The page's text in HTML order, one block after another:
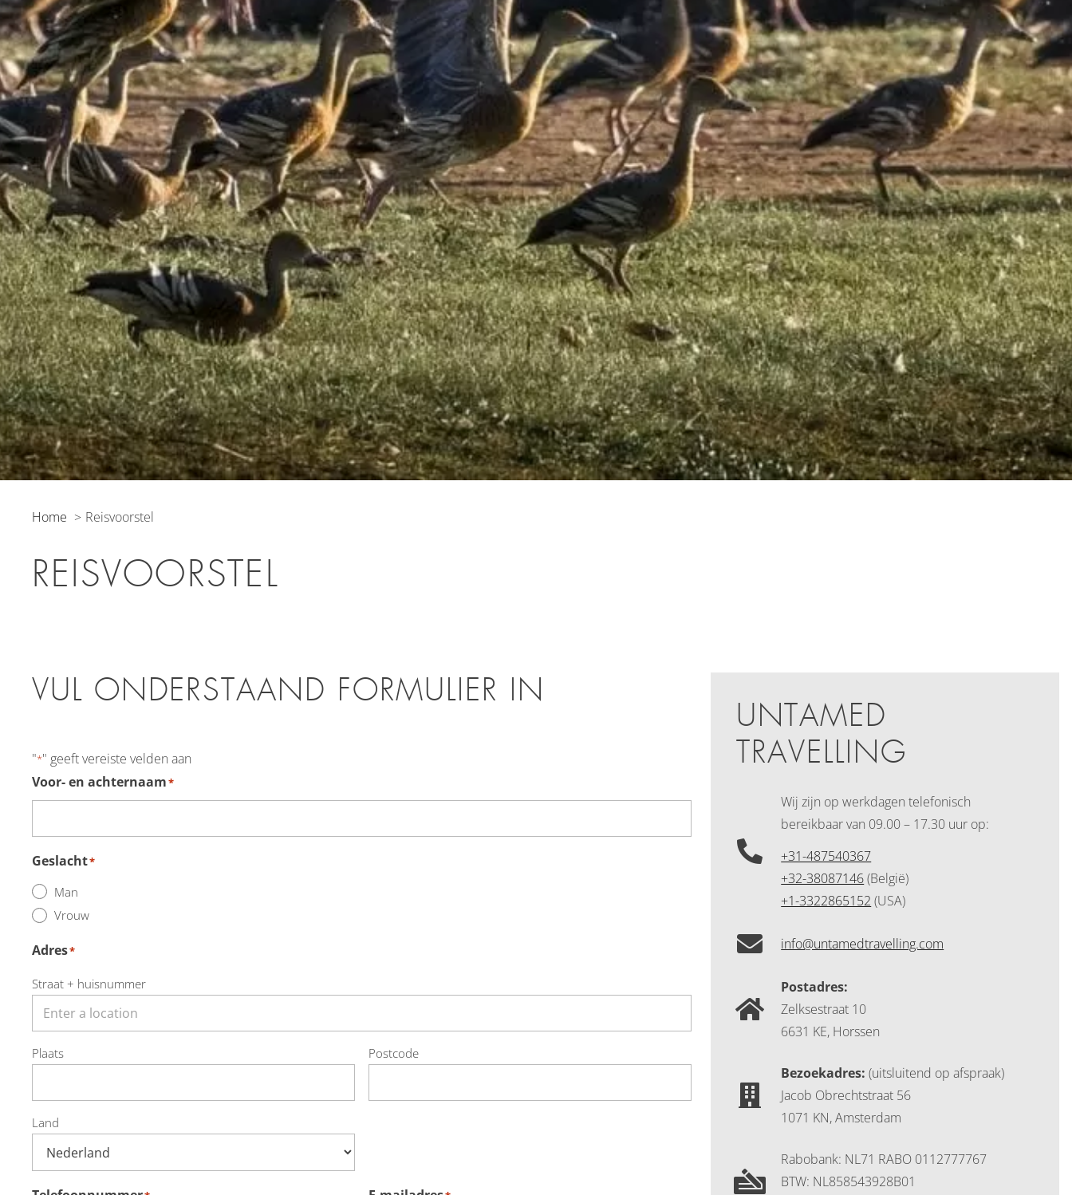
Home Reisvoorstel
REISVOORSTEL
VUL ONDERSTAAND FORMULIER IN
"*" geeft vereiste velden aan
Voor- en achternaam*
Geslacht*
Man
Vrouw
Adres*
Straat + huisnummer
Plaats Postcode
Land
UNTAMED
TRAVELLING
Wij zijn op werkdagen telefonisch
bereikbaarvan 09.00 – 17.30 uur op:
+31-487540367
+32-38087146(België)
+1-3322865152 (USA)
info@untamedtravelling.com
Postadres:
Zelksestraat 10
6631 KE, Horssen
Bezoekadres: (uitsluitend op afspraak)
Jacob Obrechtstraat 56
1071 KN, Amsterdam
Rabobank: NL71 RABO 0112777767
BTW: NL858543928B01